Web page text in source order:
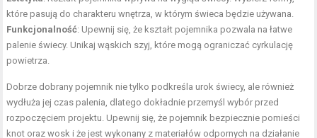
które pasują do charakteru wnętrza, w którym świeca będzie używana.
Funkcjonalność: Upewnij się, że kształt pojemnika pozwala na łatwe
palenie świecy. Unikaj wąskich szyj, które mogą ograniczać cyrkulację
powietrza.
Dobrze dobrany pojemnik nie tylko podkreśla urok świecy, ale również
wydłuża jej czas palenia, dlatego dokładnie przemyśl wybór przed
rozpoczęciem projektu. Upewnij się, że pojemnik bezpiecznie pomieści
knot oraz wosk i że jest wykonany z materiałów odpornych na działanie